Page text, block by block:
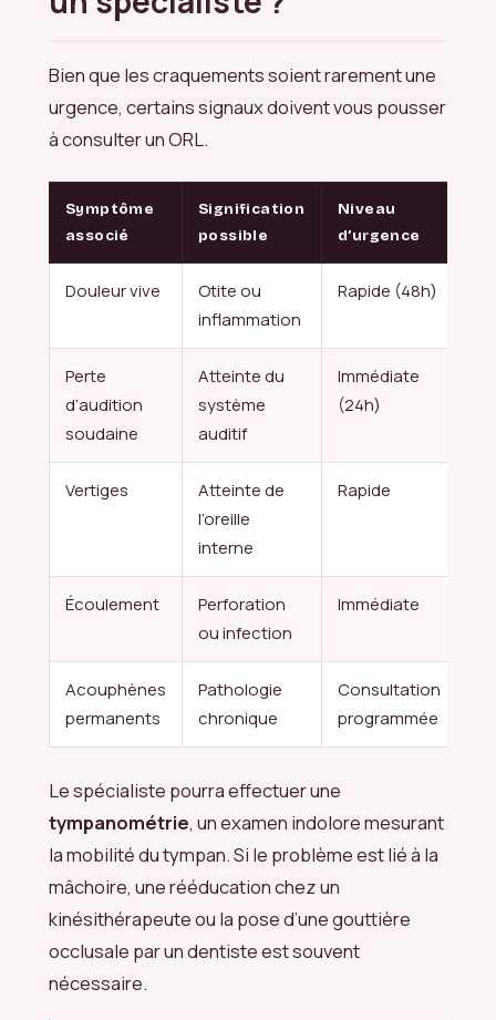
Bien que les craquements soient rarement une
urgence, certains signaux doivent vous pousser
à consulter un ORL.
Symptôme
associé
Signification
possible
Niveau
d’urgence
Douleur vive
Otite ou
inflammation
Rapide (48h)
Perte
d’audition
soudaine
Atteinte du
système
auditif
Immédiate
(24h)
Vertiges
Atteinte de
l’oreille
interne
Rapide
Écoulement
Perforation
ou infection
Immédiate
Acouphènes
permanents
Pathologie
chronique
Consultation
programmée
Le spécialiste pourra effectuer une
tympanométrie, un examen indolore mesurant
la mobilité du tympan. Si le problème est lié à la
mâchoire, une rééducation chez un
kinésithérapeute ou la pose d’une gouttière
occlusale par un dentiste est souvent
nécessaire.